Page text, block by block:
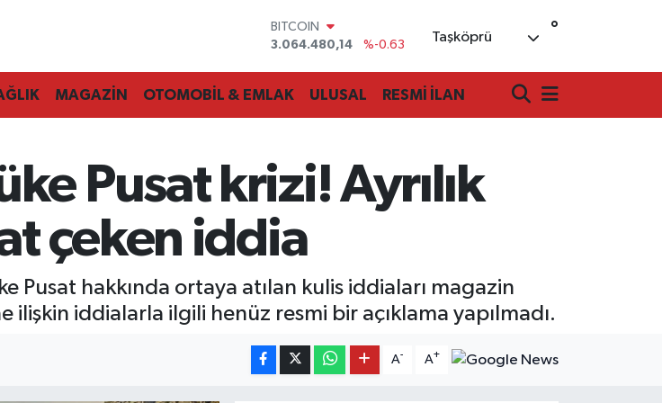
BITCOIN
3.064.480,14
%-0.63
EURO
55,0317
%-0.02
GRAM ALTIN
6510.40
%0.45
13.799
Taşköprü °
MAGAZİN OTOMOBİL & EMLAK ULUSAL RESMİ İLAN
Pusat krizi! Ayrılık
çeken iddia
Pusat hakkında ortaya atılan kulis iddiaları magazin
iddialarla ilgili henüz resmi bir açıklama yapılmadı.
A- A+